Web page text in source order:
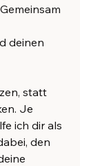
deinen
statt
Je
ich dir als
den